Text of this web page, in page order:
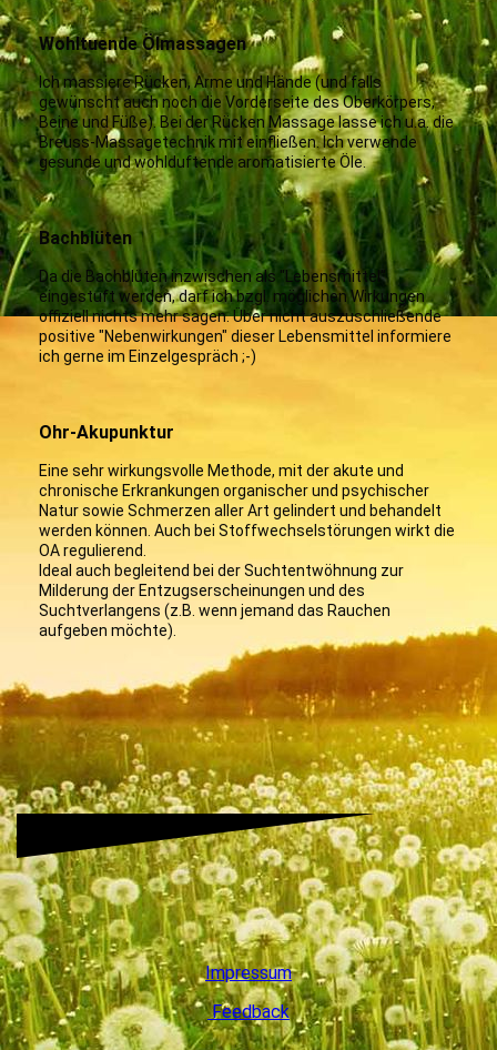
Wohltuende Ölmassagen
Ich massiere Rücken, Arme und Hände (und falls
gewünscht auch noch die Vorderseite des Oberkörpers,
Beine und Füße). Bei der Rücken Massage lasse ich u.a. die
Breuss-Massagetechnik mit einfließen. Ich verwende
gesunde und wohlduftende aromatisierte Öle.
Bachblüten
Da die Bachblüten inzwischen als "Lebensmittel"
eingestuft werden, darf ich bzgl. möglichen Wirkungen
offiziell nichts mehr sagen. Über nicht auszuschließende
positive "Nebenwirkungen" dieser Lebensmittel informiere
ich gerne im Einzelgespräch ;-)
Ohr-Akupunktur
Eine sehr wirkungsvolle Methode, mit der akute und
chronische Erkrankungen organischer und psychischer
Natur sowie Schmerzen aller Art gelindert und behandelt
werden können. Auch bei Stoffwechselstörungen wirkt die
OA regulierend.
Ideal auch begleitend bei der Suchtentwöhnung zur
Milderung der Entzugserscheinungen und des
Suchtverlangens (z.B. wenn jemand das Rauchen
aufgeben möchte).
Impressum
Feedback